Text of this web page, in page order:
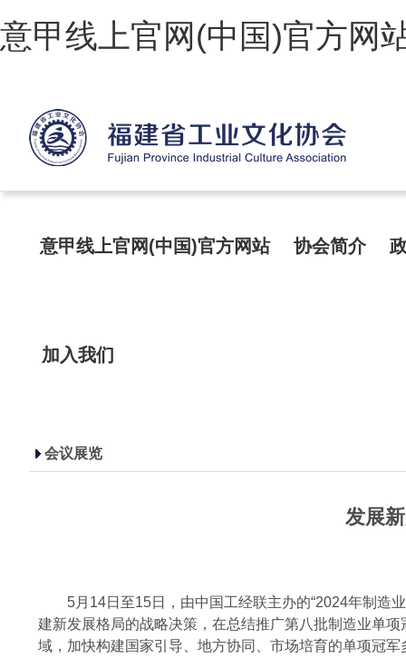
意甲线上官网(中国)官方网
意甲线上官网(中国)官方网站 协会简介
加入我们
会议展览
发展
5月14日至15日，由中国工经联主办的“2024年制造业
建新发展格局的战略决策，在总结推广第八批制造业单
域，加快构建国家引导、地方协同、市场培育的单项冠军